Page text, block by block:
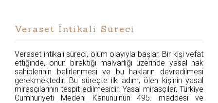
Veraset İntikali Süreci
Veraset intikali süreci, ölüm olayıyla başlar. Bir kişi vefat
ettiğinde, onun bıraktığı malvarlığı üzerinde yasal hak
sahiplerinin belirlenmesi ve bu hakların devredilmesi
gerekmektedir. Bu süreçte ilk adım, ölen kişinin yasal
mirasçılarının tespit edilmesidir. Yasal mirasçılar, Türkiye
Cumhuriyeti Medeni Kanunu’nun 495. maddesi ve